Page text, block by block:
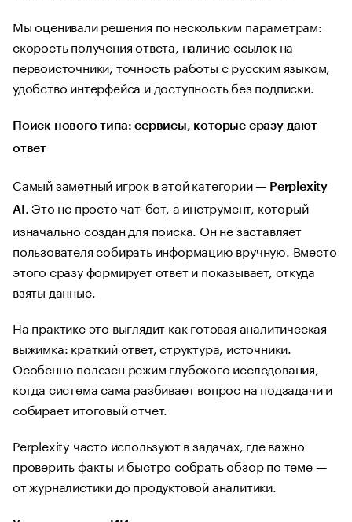
Мы оценивали решения по нескольким параметрам:
скорость получения ответа, наличие ссылок на
первоисточники, точность работы с русским языком,
удобство интерфейса и доступность без подписки.
Поиск нового типа: сервисы, которые сразу дают
ответ
Самый заметный игрок в этой категории — Perplexity
AI . Это не просто чат-бот, а инструмент, который
изначально создан для поиска. Он не заставляет
пользователя собирать информацию вручную. Вместо
этого сразу формирует ответ и показывает, откуда
взяты данные.
На практике это выглядит как готовая аналитическая
выжимка: краткий ответ, структура, источники.
Особенно полезен режим глубокого исследования,
когда система сама разбивает вопрос на подзадачи и
собирает итоговый отчет.
Perplexity часто используют в задачах, где важно
проверить факты и быстро собрать обзор по теме —
от журналистики до продуктовой аналитики.